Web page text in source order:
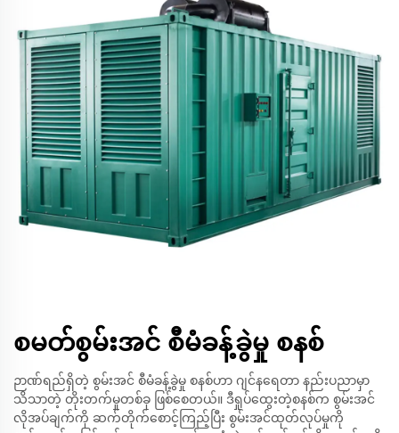
စမတ်စွမ်းအင် စီမံခန့်ခွဲမှု စနစ်
ဉာဏ်ရည်ရှိတဲ့ စွမ်းအင် စီမံခန့်ခွဲမှု စနစ်ဟာ ဂျင်နရေတာ နည်းပညာမှာ
သိသာတဲ့ တိုးတက်မှုတစ်ခု ဖြစ်စေတယ်။ ဒီရှုပ်ထွေးတဲ့စနစ်က စွမ်းအင်
လိုအပ်ချက်ကို ဆက်တိုက်စောင့်ကြည့်ပြီး စွမ်းအင်ထုတ်လုပ်မှုကို